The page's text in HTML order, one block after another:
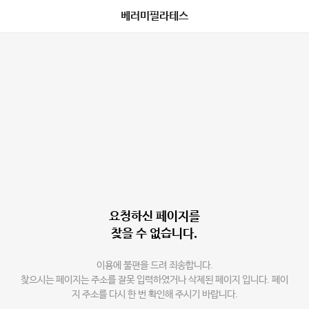
베러미필라테스
요청하신 페이지를
찾을 수 없습니다.
이용에 불편을 드려 죄송합니다.
찾으시는 페이지는 주소를 잘못 입력하였거나 삭제된 페이지 입니다. 페이
지 주소를 다시 한 번 확인해 주시기 바랍니다.